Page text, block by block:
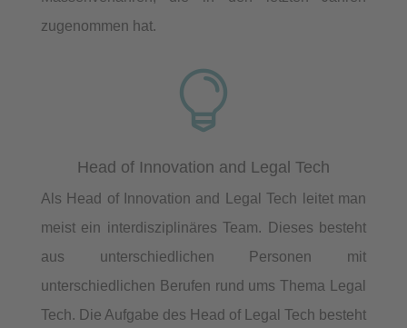
zugenommen hat.

Head of Innovation and Legal Tech
Als Head of Innovation and Legal Tech leitet man
meist ein interdisziplinäres Team. Dieses besteht
aus unterschiedlichen Personen mit
unterschiedlichen Berufen rund ums Thema Legal
Tech. Die Aufgabe des Head of Legal Tech besteht